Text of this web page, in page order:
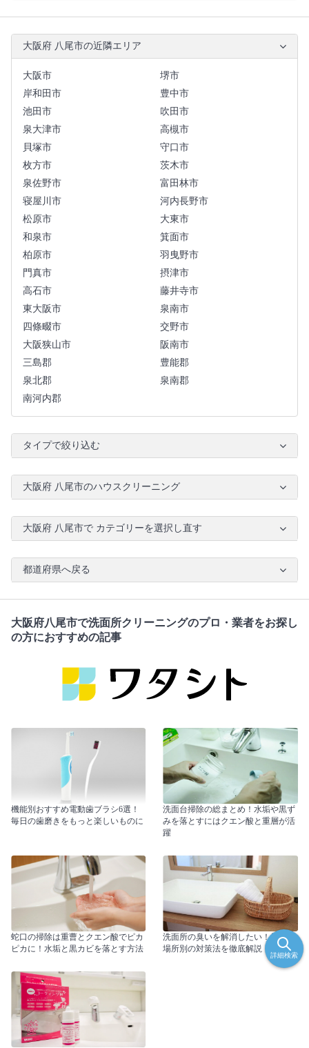
大阪府 八尾市の近隣エリア
大阪市
堺市
岸和田市
豊中市
池田市
吹田市
泉大津市
高槻市
貝塚市
守口市
枚方市
茨木市
泉佐野市
富田林市
寝屋川市
河内長野市
松原市
大東市
和泉市
箕面市
柏原市
羽曳野市
門真市
摂津市
高石市
藤井寺市
東大阪市
泉南市
四條畷市
交野市
大阪狭山市
阪南市
三島郡
豊能郡
泉北郡
泉南郡
南河内郡
タイプで絞り込む
大阪府 八尾市のハウスクリーニング
大阪府 八尾市で カテゴリーを選択し直す
都道府県へ戻る
大阪府八尾市で洗面所クリーニングのプロ・業者をお探し
の方におすすめの記事
機能別おすすめ電動歯ブラシ6選！
毎日の歯磨きをもっと楽しいものに
洗面台掃除の総まとめ！水垢や黒ず
みを落とすにはクエン酸と重層が活
躍
蛇口の掃除は重曹とクエン酸でピカ
ピカに！水垢と黒カビを落とす方法
洗面所の臭いを解消したい！原因や
場所別の対策法を徹底解説
詳細検索